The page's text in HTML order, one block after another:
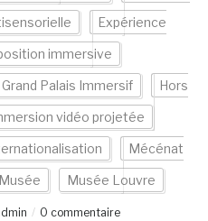
Expérience
immersive
Grand Palais Immersif Hors
vidéo projetée
Mécénat
Musée Musée Louvre
0 commentaire